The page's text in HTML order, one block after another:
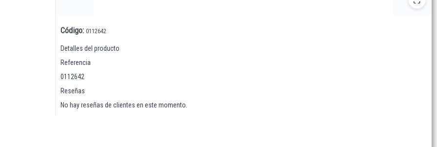
Código: 0112642
Detalles del producto
Referencia
0112642
Reseñas
No hay reseñas de clientes en este momento.
Lista vacía